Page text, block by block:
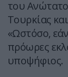
του
Τουρκίας
«Ωστόσο,
πρόωρες
υποψήφιος.